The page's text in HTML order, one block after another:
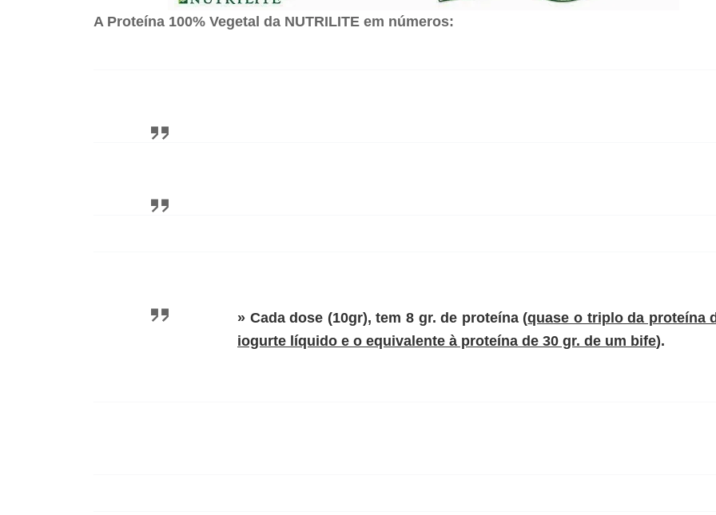
A Proteína 100% Vegetal da NUTRILITE em números:
» Cada dose (10gr), tem 8 gr. de proteína(quase o triplo da proteína
iogurte líquido e o equivalente à proteína de 30 gr. de um bife).